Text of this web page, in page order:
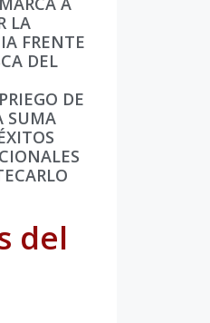
LA
FRENTE
DEL
DE
SUMA
del